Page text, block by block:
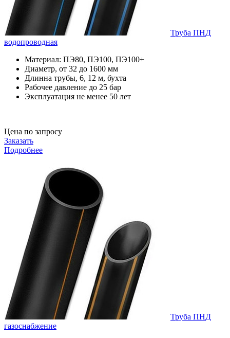
Труба ПНД
водопроводная
Материал: ПЭ80, ПЭ100, ПЭ100+
Диаметр, от 32 до 1600 мм
Длинна трубы, 6, 12 м, бухта
Рабочее давление до 25 бар
Эксплуатация не менее 50 лет
Цена по запросу
Заказать
Подробнее
Труба ПНД
газоснабжение